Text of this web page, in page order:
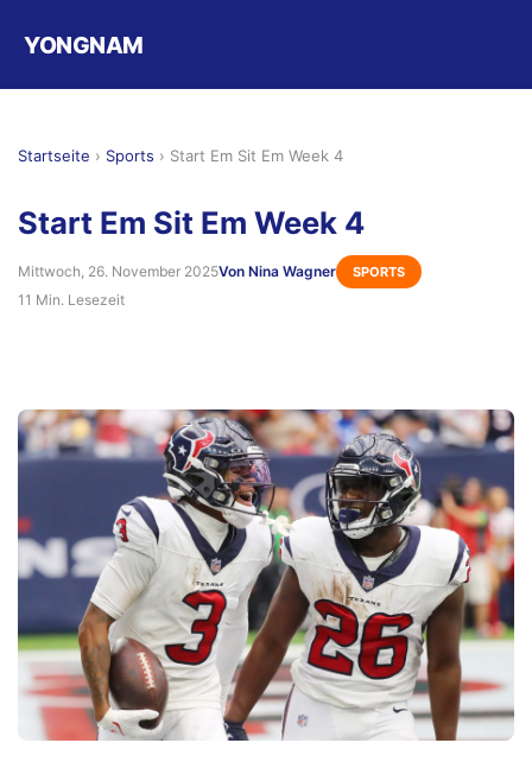
YONGNAM
Startseite › Sports › Start Em Sit Em Week 4
Start Em Sit Em Week 4
Mittwoch, 26. November 2025Von Nina Wagner SPORTS
11 Min. Lesezeit